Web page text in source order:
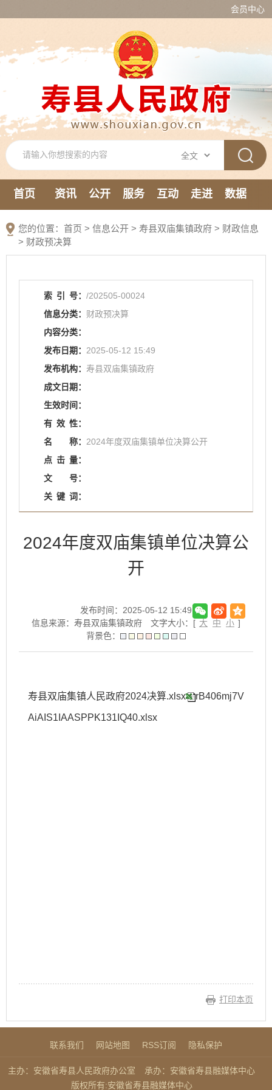
会员中心
首页 资讯 公开 服务 互动 走进
数据
您的位置： 首页 > 信息公开 > 寿县双庙集镇政府 > 财政信息
> 财政预决算
索 引 号： /202505-00024
信息分类： 财政预决算
内容分类：
发布日期： 2025-05-12 15:49
发布机构： 寿县双庙集镇政府
成文日期：
生效时间：
有 效 性：
名
称： 2024年度双庙集镇单位决算公开
点 击 量：
文
号：
关 键 词：
2024年度双庙集镇单位决算公
开
发布时间：2025-05-12 15:49
信息来源：寿县双庙集镇政府
文字大小：[ 大 中 小 ]
背景色：
寿县双庙集镇人民政府2024决算.xlsx rB406mj7V
AiAIS1IAASPPK131IQ40.xlsx
打印本页
联系我们 网站地图 RSS订阅 隐私保护
主办：安徽省寿县人民政府办公室
承办：安徽省寿县融媒体中心
版权所有:安徽省寿县融媒体中心